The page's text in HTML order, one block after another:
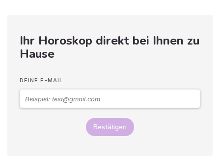
Ihr Horoskop direkt bei Ihnen zu
Hause
DEINE E-MAIL
Bestätigen